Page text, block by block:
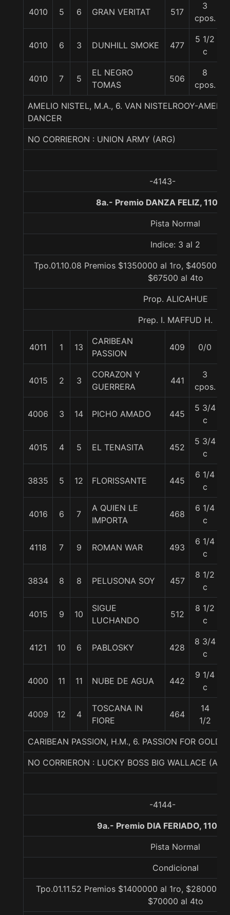
4010 5 6 GRAN VERITAT 517
3
cpos.
4010 6 3 DUNHILL SMOKE 477
5 1/2
c
4010 7 5
EL NEGRO
TOMAS
506
8
cpos.
AMELIO NISTEL, M.A., 6. VAN NISTELROOY-
DANCER
NO CORRIERON : UNION ARMY (ARG)
-4143-
8a.- Premio DANZA FELIZ, 1100
Pista Normal
Indice: 3 al 2
Tpo.01.10.08 Premios $1350000 al 1ro, $405000
$67500 al 4to
Prop. ALICAHUE
Prep. I. MAFFUD H.
4011 1 13
CARIBEAN
PASSION
409 0/0
4015 2 3
CORAZON Y
GUERRERA
441
3
cpos.
4006 3 14 PICHO AMADO 445
5 3/4
c
4015 4 5 EL TENASITA 452
5 3/4
c
3835 5 12 FLORISSANTE 445
6 1/4
c
4016 6 7
A QUIEN LE
IMPORTA
468
6 1/4
c
4118 7 9 ROMAN WAR 493
6 1/4
c
3834 8 8 PELUSONA SOY 457
8 1/2
c
4015 9 10
SIGUE
LUCHANDO
512
8 1/2
c
4121 10 6 PABLOSKY 428
8 3/4
c
4000 11 11 NUBE DE AGUA 442
9 1/4
c
4009 12 4
TOSCANA IN
FIORE
464
14
1/2
CARIBEAN PASSION, H.M., 6. PASSION FOR GOLD-
NO CORRIERON : LUCKY BOSS BIG WALLACE
-4144-
9a.- Premio DIA FERIADO, 1100
Pista Normal
Condicional
Tpo.01.11.52 Premios $1400000 al 1ro, $280000
$70000 al 4to